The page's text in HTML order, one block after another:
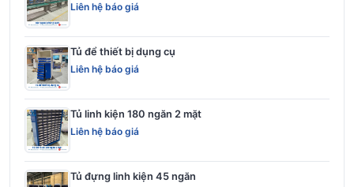
Liên hệ báo giá
Tủ để thiết bị dụng cụ
Liên hệ báo giá
Tủ linh kiện 180 ngăn 2 mặt
Liên hệ báo giá
Tủ đựng linh kiện 45 ngăn